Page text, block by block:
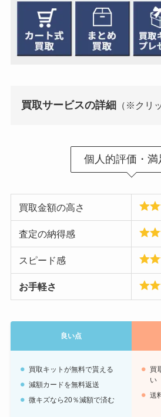
買取サービスの詳細 （※クリ
買取キットの送付 あり
送料 自己負
査定期間 お店到
査定結果の詳細 あり
キャンセル時の返
送
減額カ
買取対象のタイトル
4種類
個人的評価・満
買取金額の高さ
査定の納得感
スピード感
お手軽さ
良い点
買取キットが無料で貰える
減額カードを無料返送
微キズなら20％減額で済む
買
い
送